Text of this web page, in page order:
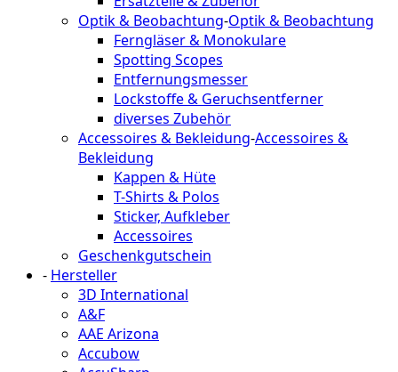
Optik & Beobachtung-Optik & Beobachtung
Ferngläser & Monokulare
Spotting Scopes
Entfernungsmesser
Lockstoffe & Geruchsentferner
diverses Zubehör
Accessoires & Bekleidung-Accessoires &
Bekleidung
Kappen & Hüte
T-Shirts & Polos
Sticker, Aufkleber
Accessoires
Geschenkgutschein
- Hersteller
3D International
A&F
AAE Arizona
Accubow